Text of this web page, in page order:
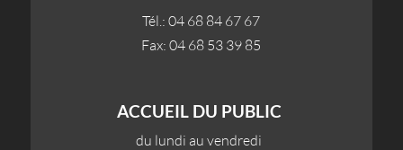
Tél.: 04 68 84 67 67
Fax: 04 68 53 39 85
ACCUEIL DU PUBLIC
du lundi au vendredi